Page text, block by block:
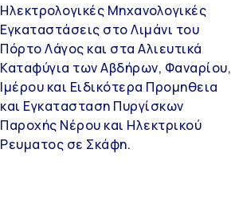
Ηλεκτρολογικές Μηχανολογικές
Εγκαταστάσεις στο Λιμάνι του
Πόρτο Λάγος και στα Αλιευτικά
Καταφύγια των Αβδήρων, Φαναρίου,
Ιμέρου και Ειδικότερα Προμηθεια
και Εγκατασταση Πυργίσκων
Παροχής Νέρου και Ηλεκτρικού
Ρευματος σε Σκάφη.